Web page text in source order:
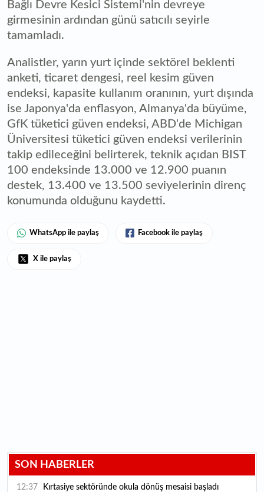
Bağlı Devre Kesici Sistemi'nin devreye
girmesinin ardından günü satıcılı seyirle
tamamladı.
Analistler, yarın yurt içinde sektörel beklenti
anketi, ticaret dengesi, reel kesim güven
endeksi, kapasite kullanım oranının, yurt dışında
ise Japonya'da enflasyon, Almanya'da büyüme,
GfK tüketici güven endeksi, ABD'de Michigan
Üniversitesi tüketici güven endeksi verilerinin
takip edileceğini belirterek, teknik açıdan BIST
100 endeksinde 13.000 ve 12.900 puanın
destek, 13.400 ve 13.500 seviyelerinin direnç
konumunda olduğunu kaydetti.
WhatsApp ile paylaş Facebook ile paylaş
X ile paylaş
SON HABERLER
12:37 Kırtasiye sektöründe okula dönüş mesaisi başladı